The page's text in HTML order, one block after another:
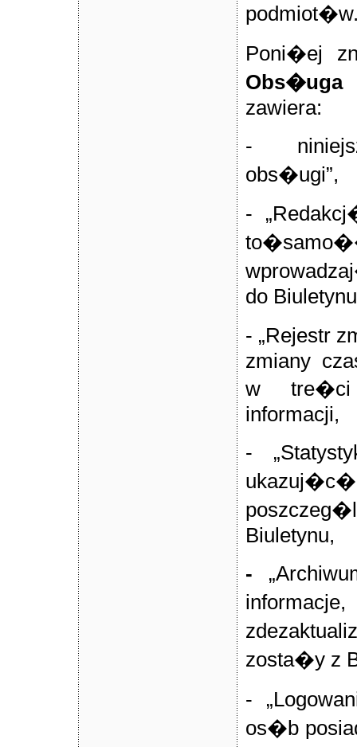
Poni�ej
Obs�uga
zawiera:
-
obs�ugi”,
-
do
- „Rejestr
zmiany
w tre�ci
informacji,
-
Biuletynu,
-
zosta�y z
-
os�b